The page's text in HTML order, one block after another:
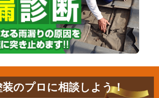
装のプロに相談しよう！